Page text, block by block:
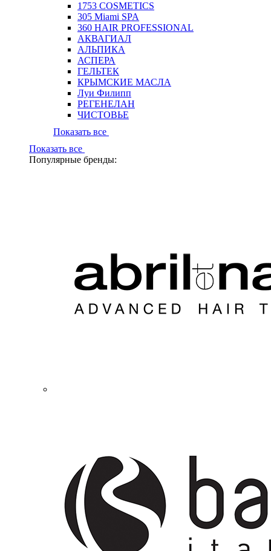
1753 COSMETICS
305 Miami SPA
360 HAIR PROFESSIONAL
АКВАГИАЛ
АЛЬПИКА
АСПЕРА
ГЕЛЬТЕК
КРЫМСКИЕ МАСЛА
Луи Филипп
РЕГЕНЕЛАН
ЧИСТОВЬЕ
Показать все
Показать все
Популярные бренды: